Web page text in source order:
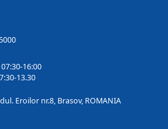
16:00
13.30
Eroilor nr.8, Brasov, ROMANIA